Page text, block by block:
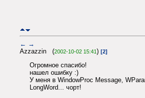
← →
Azzazzin (2002-10-02 15:41) [2]
Огромное спасибо!
нашел ошибку :)
У меня в WindowProc Message,
LongWord... чорт!